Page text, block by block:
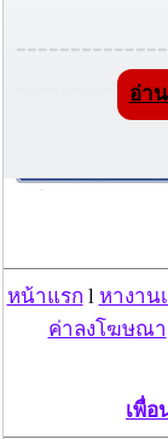
ชื่นชม ต
หวิดสูญเงิ
ประสาน
ตร.สภ.เ
อ่า
หน้าแรก l หางาน
ค่าลงโฆษณา
เพื่อ